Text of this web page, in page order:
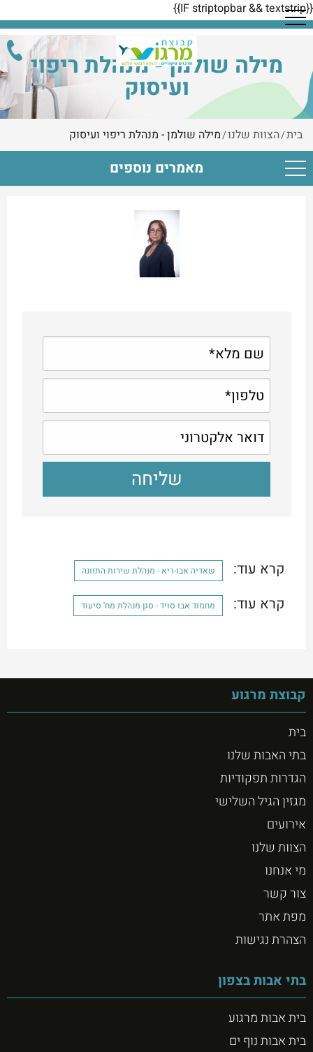
{{IF striptopbar && textstrip}}
מילה שולמן - מנהלת ריפוי
ועיסוק
בית/הצוות שלנו/מילה שולמן - מנהלת ריפוי ועיסוק
מאמרים נוספים
קרא עוד: שאדיה אבו-ריא - מנהלת שירות התזונה
קרא עוד: מחמוד אבו סויד - סגן מנהלת מח' סיעוד
קבוצת מרגוע
בית
בתי האבות שלנו
הגדרות תפקודיות
מגזין הגיל השלישי
אירועים
הצוות שלנו
מי אנחנו
צור קשר
מפת אתר
הצהרת נגישות
בתי אבות בצפון
בית אבות מרגוע
בית אבות נוף ים